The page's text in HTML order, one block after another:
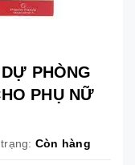
PHÒNG
PHỤ NỮ
Còn hàng